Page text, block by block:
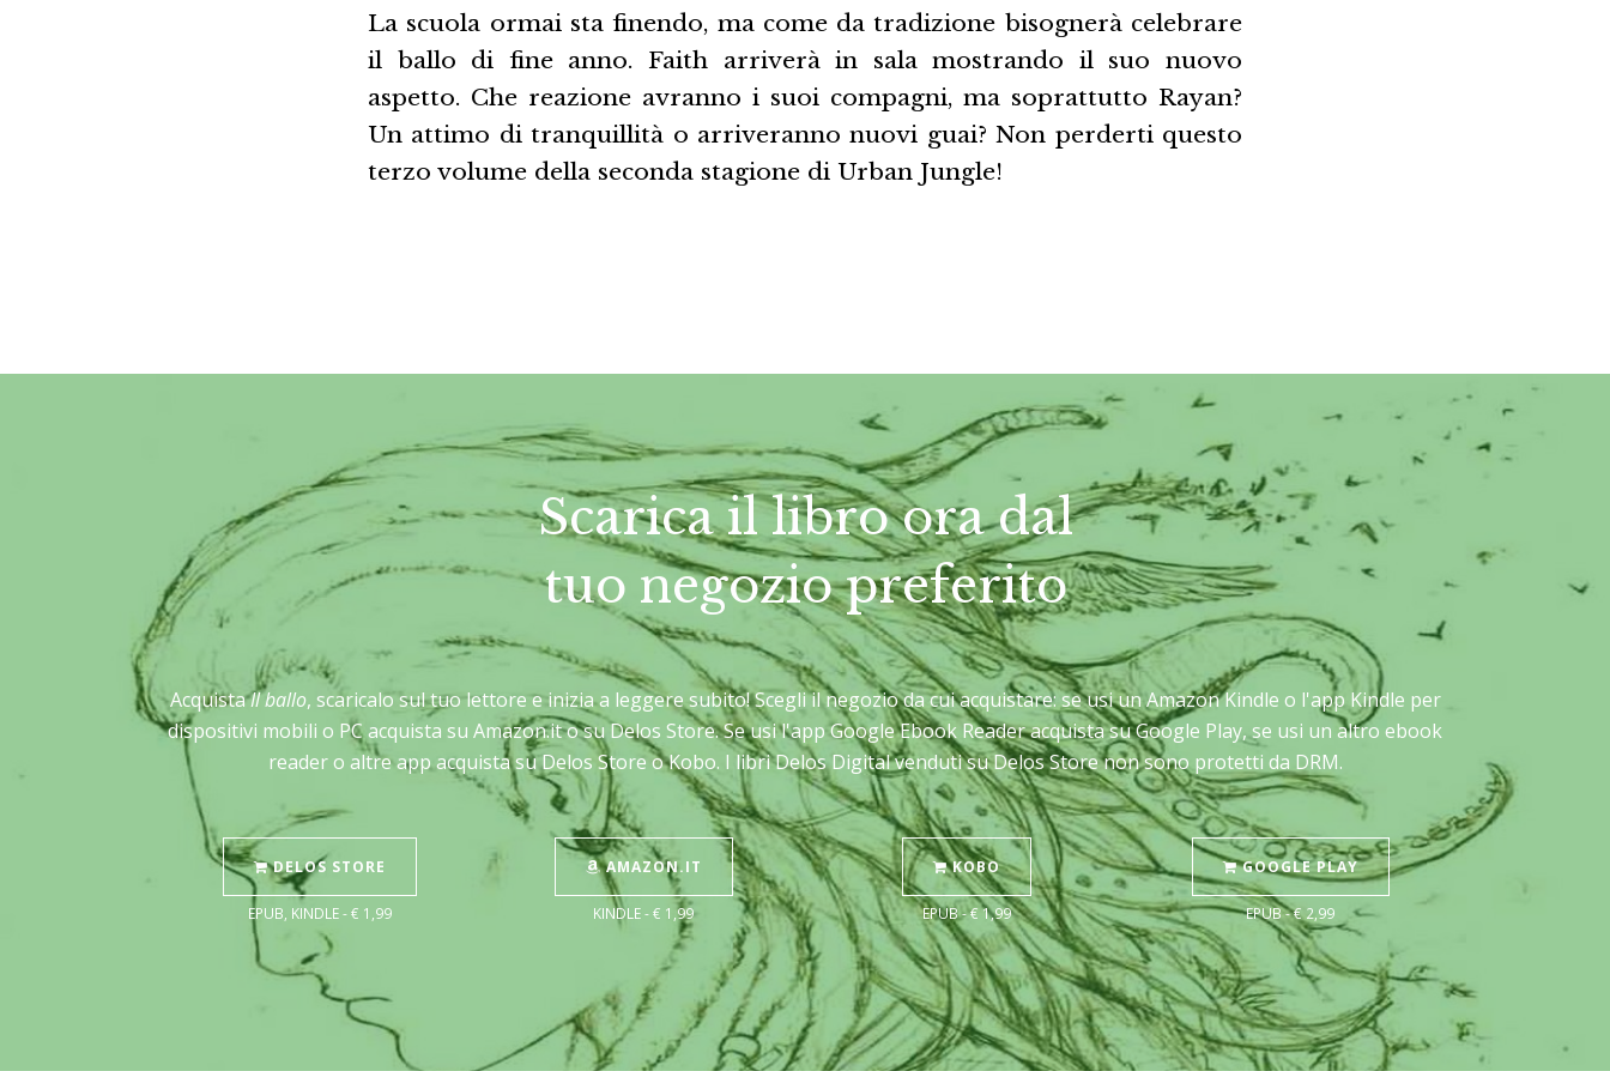
La scuola ormai sta finendo, ma come da tradizione bisognerà celebrare
il ballo di fine anno. Faith arriverà in sala mostrando il suo nuovo
aspetto. Che reazione avranno i suoi compagni, ma soprattutto Rayan?
Un attimo di tranquillità o arriveranno nuovi guai? Non perderti questo
terzo volume della seconda stagione di Urban Jungle!
Scarica il libro ora dal
tuo negozio preferito
AcquistaIl ballo, scaricalo sul tuo lettore e inizia a leggere subito! Scegli il negozio da cui acquistare: se usi un Amazon Kindle o l'app Kindle per
dispositivi mobili o PC acquista su Amazon.it o su Delos Store. Se usi l'app Google Ebook Reader acquista su Google Play, se usi un altro ebook
reader o altre app acquista su Delos Store o Kobo. I libri Delos Digital venduti su Delos Store non sono protetti da DRM.
DELOS STORE
EPUB, KINDLE - € 1,99
AMAZON.IT
KINDLE - € 1,99
KOBO
EPUB - € 1,99
GOOGLE PLAY
EPUB - € 2,99